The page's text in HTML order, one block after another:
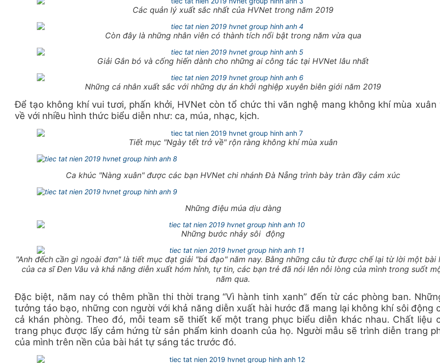
Các quản lý xuất sắc nhất của HVNet trong năm 2019
Còn đây là những nhân viên có thành tích nổi bật trong năm vừa qua
Giải Gắn bó và cống hiến dành cho những ai công tác tại HVNet lâu nhất
Những cá nhân xuất sắc với những dự án khởi nghiệp xuyên biên giới năm 2019
Để tạo không khí vui tươi, phấn khởi, HVNet còn tổ chức thi văn nghệ mang không khí mùa xuân
về với nhiều hình thức biểu diễn như: ca, múa, nhạc, kịch.
Tiết mục "Ngày tết trở về" rộn ràng không khí mùa xuân
Ca khúc "Nàng xuân" được các bạn HVNet chi nhánh Đà Nẵng trình bày tràn đầy cảm xúc
Những điệu múa dịu dàng
Những bước nhảy sôi động
"Anh đếch cần gì ngoài đơn" là tiết mục đạt giải "bá đạo" năm nay. Bằng những câu từ được chế lại từ lời một bài
của ca sĩ Đen Vâu và khả năng diễn xuất hóm hỉnh, tự tin, các bạn trẻ đã nói lên nỗi lòng của mình trong suốt
năm qua.
Đặc biệt, năm nay có thêm phần thi thời trang “Vì hành tinh xanh” đến từ các phòng ban.
tưởng táo bạo, những con người với khả năng diễn xuất hài hước đã mang lại không khí sôi động
cả khán phòng. Theo đó, mỗi team sẽ thiết kế một trang phục biểu diễn khác nhau. Chất liệu
trang phục được lấy cảm hứng từ sản phẩm kinh doanh của họ. Người mẫu sẽ trình diễn trang
của mình trên nền của bài hát tự sáng tác trước đó.